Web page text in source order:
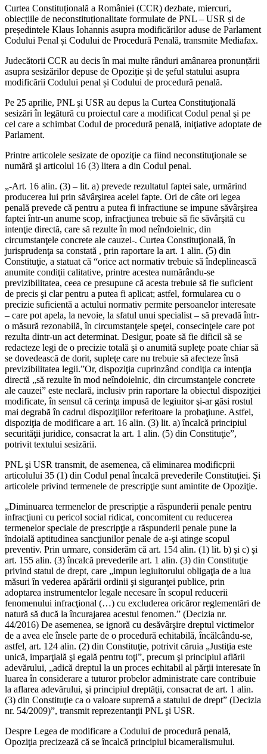
Curtea Constituțională a României (CCR) dezbate, miercuri,
obiecțiile de neconstituționalitate formulate de PNL – USR și de
președintele Klaus Iohannis asupra modificărilor aduse de Parlament
Codului Penal și Codului de Procedură Penală, transmite Mediafax.
Judecătorii CCR au decis în mai multe rânduri amânarea pronunțării
asupra sesizărilor depuse de Opoziție și de șeful statului asupra
modificării Codului penal și Codului de procedură penală.
Pe 25 aprilie, PNL şi USR au depus la Curtea Constituţională
sesizări în legătură cu proiectul care a modificat Codul penal şi pe
cel care a schimbat Codul de procedură penală, iniţiative adoptate de
Parlament.
Printre articolele sesizate de opoziţie ca fiind neconstituţionale se
numără şi articolul 16 (3) litera a din Codul penal.
„-Art. 16 alin. (3) – lit. a) prevede rezultatul faptei sale, urmărind
producerea lui prin săvârşirea acelei fapte. Ori de câte ori legea
penală prevede că pentru a putea fi infractiune se impune săvârşirea
faptei într-un anume scop, infracţiunea trebuie să fie săvârşită cu
intenţie directă, care să rezulte în mod neîndoielnic, din
circumstanţele concrete ale cauzei-. Curtea Constituţională, în
jurisprudenţa sa constată , prin raportare la art. 1 alin. (5) din
Constituţie, a statuat că “orice act normativ trebuie să îndeplinească
anumite condiţii calitative, printre acestea numărându-se
previzibilitatea, ceea ce presupune că acesta trebuie să fie suficient
de precis şi clar pentru a putea fi aplicat; astfel, formularea cu o
precizie suficientă a actului normativ permite persoanelor interesate
– care pot apela, la nevoie, la sfatul unui specialist – să prevadă într-
o măsură rezonabilă, în circumstanţele speţei, consecinţele care pot
rezulta dintr-un act determinat. Desigur, poate să fie dificil să se
redacteze legi de o precizie totală şi o anumită supleţe poate chiar să
se dovedească de dorit, supleţe care nu trebuie să afecteze însă
previzibilitatea legii.”Or, dispoziţia cuprinzând condiţia ca intenţia
directă „să rezulte în mod neîndoielnic, din circumstanţele concrete
ale cauzei” este neclară, inclusiv prin raportare la obiectul dispoziţiei
modificate, în sensul că cerinţa impusă de legiuitor şi-ar găsi rostul
mai degrabă în cadrul dispoziţiilor referitoare la probaţiune. Astfel,
dispoziţia de modificare a art. 16 alin. (3) lit. a) încalcă principiul
securităţii juridice, consacrat la art. 1 alin. (5) din Constituţie”,
potrivit textului sesizării.
PNL şi USR transmit, de asemenea, că eliminarea modificprii
articolului 35 (1) din Codul penal încalcă prevederile Constituţiei. Şi
articolele privind termenele de prescripţie sunt amintite de Opoziţie.
„Diminuarea termenelor de prescripţie a răspunderii penale pentru
infracţiuni cu pericol social ridicat, concomitent cu reducerea
termenelor speciale de prescripţie a răspunderii penale pune la
îndoială aptitudinea sancţiunilor penale de a-şi atinge scopul
preventiv. Prin urmare, considerăm că art. 154 alin. (1) lit. b) şi c) şi
art. 155 alin. (3) încalcă prevederile art. 1 alin. (3) din Constituţie
privind statul de drept, care „impun legiuitorului obligaţia de a lua
măsuri în vederea apărării ordinii şi siguranţei publice, prin
adoptarea instrumentelor legale necesare în scopul reducerii
fenomenului infracţional (…) cu excluderea oricăror reglementări de
natură să ducă la încurajarea acestui fenomen.” (Decizia nr.
44/2016) De asemenea, se ignoră cu desăvârşire dreptul victimelor
de a avea ele însele parte de o procedură echitabilă, încălcându-se,
astfel, art. 124 alin. (2) din Constituţie, potrivit căruia „Justiţia este
unică, imparţială şi egală pentru toţi”, precum şi principiul aflării
adevărului, „adică dreptul la un proces echitabil al părţii interesate în
luarea în considerare a tuturor probelor administrate care contribuie
la aflarea adevărului, şi principiul dreptăţii, consacrat de art. 1 alin.
(3) din Constituţie ca o valoare supremă a statului de drept” (Decizia
nr. 54/2009)”, transmit reprezentanţii PNL şi USR.
Despre Legea de modificare a Codului de procedură penală,
Opoziţia precizează că se încalcă principiul bicameralismului.